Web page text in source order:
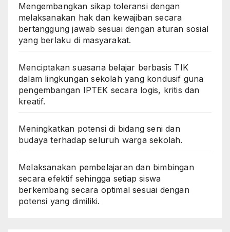
Mengembangkan sikap toleransi dengan
melaksanakan hak dan kewajiban secara
bertanggung jawab sesuai dengan aturan sosial
yang berlaku di masyarakat.
Menciptakan suasana belajar berbasis TIK
dalam lingkungan sekolah yang kondusif guna
pengembangan IPTEK secara logis, kritis dan
kreatif.
Meningkatkan potensi di bidang seni dan
budaya terhadap seluruh warga sekolah.
Melaksanakan pembelajaran dan bimbingan
secara efektif sehingga setiap siswa
berkembang secara optimal sesuai dengan
potensi yang dimiliki.